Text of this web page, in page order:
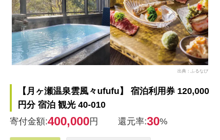
出典：ふるなび
【月ヶ瀬温泉雲風々ufufu】 宿泊利用券 120,000
円分 宿泊 観光 40-010
寄付金額:400,000円 還元率:30%